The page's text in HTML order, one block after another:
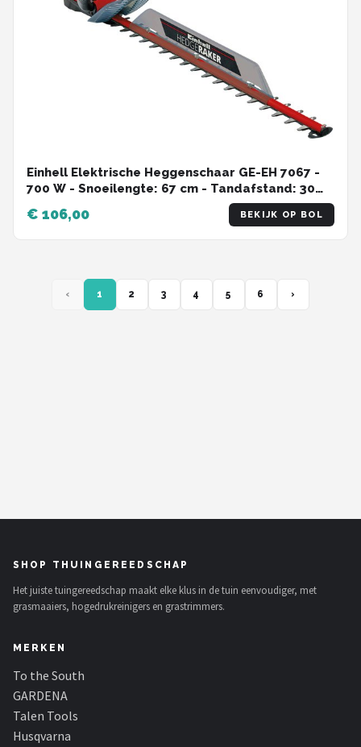
Einhell Elektrische Heggenschaar GE-EH 7067 -
700 W - Snoeilengte: 67 cm - Tandafstand: 30
€ 106,00 BEKIJK OP BOL
‹ 1 2 3 4 5 6 ›
SHOP THUINGEREEDSCHAP
Het juiste tuingereedschap maakt elke klus in de tuin eenvoudiger, met
grasmaaiers, hogedrukreinigers en grastrimmers.
MERKEN
To the South
GARDENA
Talen Tools
Husqvarna